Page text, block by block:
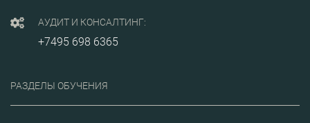
АУДИТ И КОНСАЛТИНГ:
+7495 698 6365
РАЗДЕЛЫ ОБУЧЕНИЯ